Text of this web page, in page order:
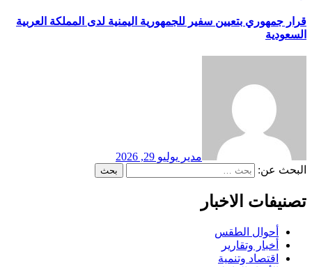
قرار جمهوري بتعيين سفير للجمهورية اليمنية لدى المملكة العربية
السعودية
مدير يوليو 29, 2026
البحث عن:
تصنيفات الاخبار
أحوال الطقس
أخبار وتقارير
اقتصاد وتنمية